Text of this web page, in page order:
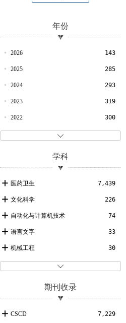
年份

2026 143
2025 285
2024 293
2023 319
2022 300
2019 260
2018 228
2017 258
2016 276
2015 272
2014 286
2013 302
2010 178
学科

医药卫生 7,439
文化科学 226
自动化与计算机技术 74
语言文字 33
机械工程 30
理学 4
生物学 3
期刊收录
CSCD 7,229